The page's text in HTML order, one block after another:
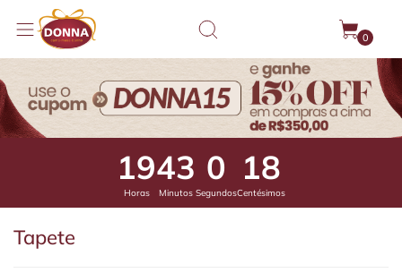
0
19
Horas
42
Minutos
59
Segundos
58
Centésimos
Tapete